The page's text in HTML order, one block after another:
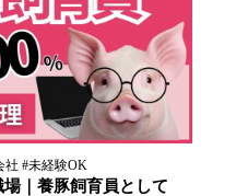
社 #未経験OK
｜養豚飼育員として